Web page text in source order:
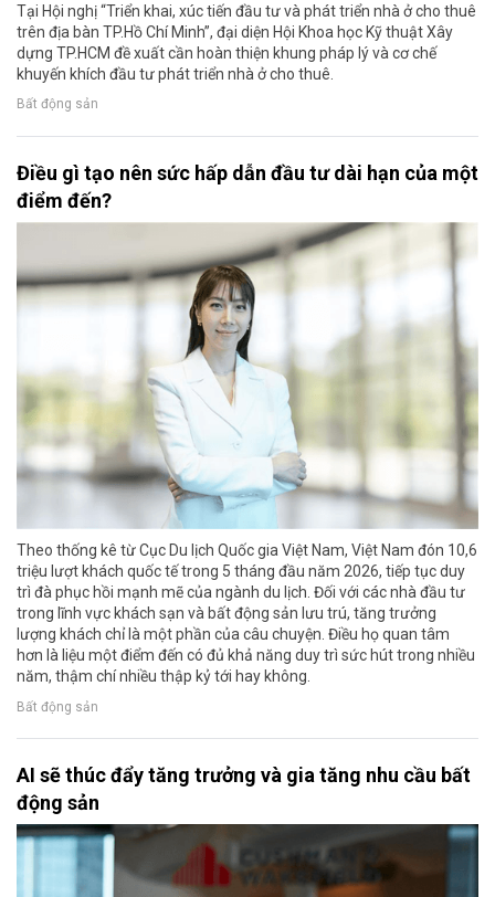
Tại Hội nghị “Triển khai, xúc tiến đầu tư và phát triển nhà ở cho thuê
trên địa bàn TP.Hồ Chí Minh”, đại diện Hội Khoa học Kỹ thuật Xây
dựng TP.HCM đề xuất cần hoàn thiện khung pháp lý và cơ chế
khuyến khích đầu tư phát triển nhà ở cho thuê.
Bất động sản
Điều gì tạo nên sức hấp dẫn đầu tư dài hạn của một
điểm đến?
Theo thống kê từ Cục Du lịch Quốc gia Việt Nam, Việt Nam đón 10,6
triệu lượt khách quốc tế trong 5 tháng đầu năm 2026, tiếp tục duy
trì đà phục hồi mạnh mẽ của ngành du lịch. Đối với các nhà đầu tư
trong lĩnh vực khách sạn và bất động sản lưu trú, tăng trưởng
lượng khách chỉ là một phần của câu chuyện. Điều họ quan tâm
hơn là liệu một điểm đến có đủ khả năng duy trì sức hút trong nhiều
năm, thậm chí nhiều thập kỷ tới hay không.
Bất động sản
AI sẽ thúc đẩy tăng trưởng và gia tăng nhu cầu bất
động sản